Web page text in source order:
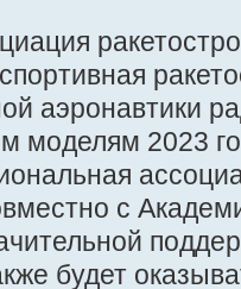
аэронавтики
моделям 2023
с
будет